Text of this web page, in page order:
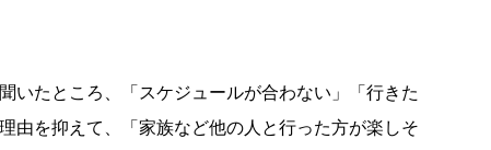
たところ、「スケジュールが合わない」「行きた
由を抑えて、「家族など他の人と行った方が楽しそ